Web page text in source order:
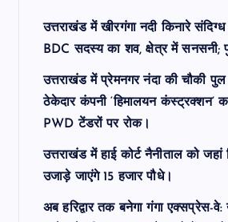
उत्तराखंड में खीरगंगा नदी किनारे
BDC सदस्य का शव, क्षेत्र में सनसनी;
उत्तराखंड में प्रेमनगर नंदा की चौकी पुल
ठेकेदार कंपनी ‘हिमालयन कंस्ट्रक्शन’
PWD टेंडरों पर रोक।
उत्तराखंड में हाई कोर्ट नैनीताल को जहां
उजाड़े जाएंगे 15 हजार पौधे।
अब हरिद्वार तक बनेगा गंगा एक्सप्रेस-